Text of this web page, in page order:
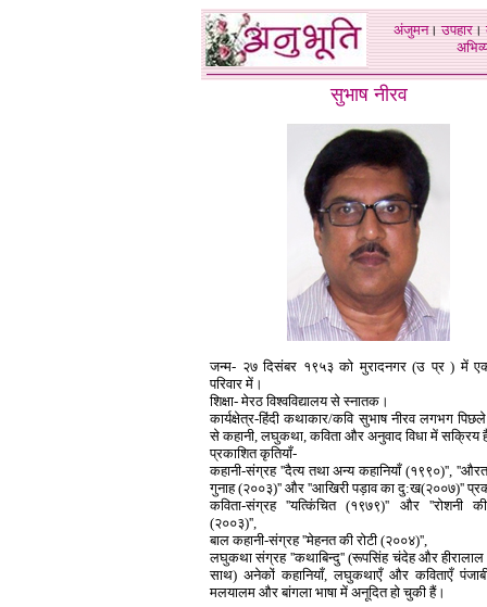
अंजुमन।उपहार।
सुभाष नीरव
जन्म- २७ दिसंबर १९५३ को मुरादनगर (उ प्र ) में
परिवार में।
शिक्षा- मेरठ विश्वविद्यालय से स्नातक।
कार्यक्षेत्र-हिंदी कथाकार/कवि सुभाष नीरव लगभग पिछले
से कहानी, लघुकथा, कविता और अनुवाद विधा में सक्रिय
प्रकाशित कृतियाँ-
कहानी-संग्रह ''दैत्य तथा अन्य कहानियाँ (१९९०)'',
गुनाह (२००३)'' और ''आखिरी पड़ाव का दु:ख(२००७)''
कविता-संग्रह ''यत्किंचित (१९७९)'' और ''रोशनी
(२००३)'',
बाल कहानी-संग्रह ''मेहनत की रोटी (२००४)'',
लघुकथा संग्रह ''कथाबिन्दु'' (रूपसिंह चंदेह और
साथ) अनेकों कहानियाँ, लघुकथाएँ और कविताएँ
मलयालम और बांगला भाषा में अनूदित हो चुकी हैं।